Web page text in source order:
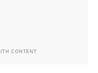
CONTENT